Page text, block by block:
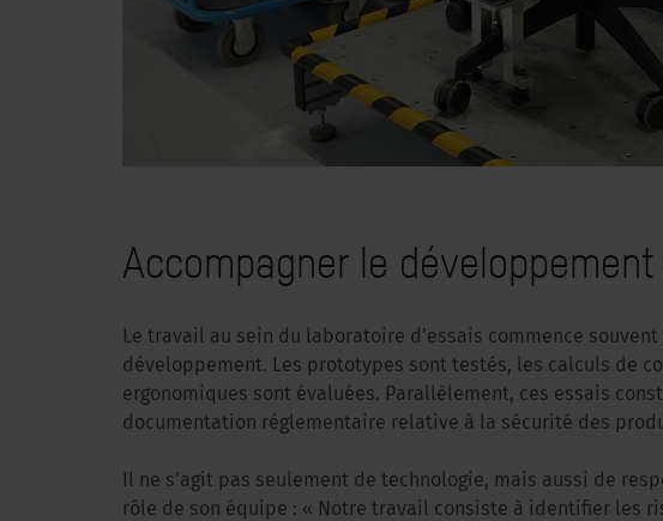
Accompagner le
Le travail au sein du laboratoire d’essais commence
développement. Les prototypes sont testés, les calculs de
ergonomiques sont évaluées. Parallèlement, ces essais
documentation réglementaire relative à la sécurité des
Il ne s’agit pas seulement de technologie, mais aussi de
rôle de son équipe : « Notre travail consiste à identifier les